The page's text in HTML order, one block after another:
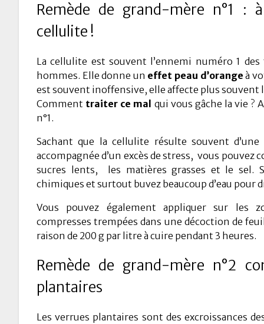
Remède de grand-mère n°1 :
cellulite !
La cellulite est souvent l’ennemi numéro 1 des
hommes. Elle donne un effet peau d’orange à
est souvent inoffensive, elle affecte plus souvent
Comment traiter ce mal qui vous gâche la vie ?
n°1.
Sachant que la cellulite résulte souvent
accompagnée d’un excès de stress, vous pouvez
sucres lents, les matières grasses et le sel.
chimiques et surtout buvez beaucoup d’eau pour
Vous pouvez également appliquer sur les
compresses trempées dans une décoction de
raison de 200 g par litre à cuire pendant 3 heures.
Remède de grand-mère n°2
plantaires
Les verrues plantaires sont des excroissances